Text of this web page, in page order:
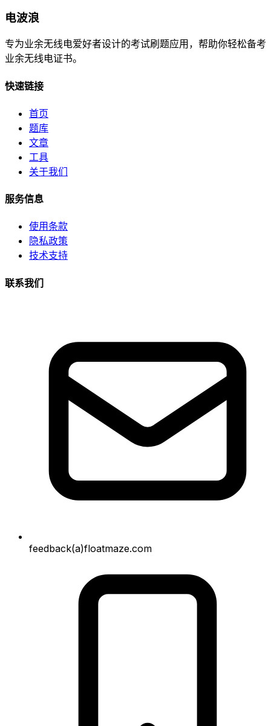
电波浪
专为业余无线电爱好者设计的考试刷题应用，帮助你轻松备考
业余无线电证书。
快速链接
首页
题库
文章
工具
关于我们
服务信息
使用条款
隐私政策
技术支持
联系我们
feedback(a)floatmaze.com